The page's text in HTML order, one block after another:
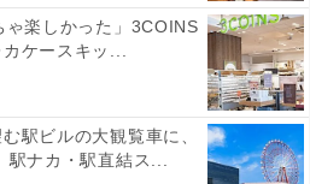
ゃ楽しかった」3COINS
ケースキッ...
駅ビルの大観覧車に、
駅ナカ・駅直結ス...